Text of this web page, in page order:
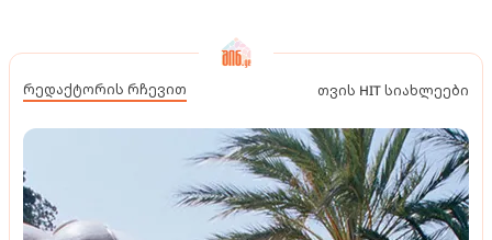
რედაქტორის რჩევით თვის HIT სიახლეები